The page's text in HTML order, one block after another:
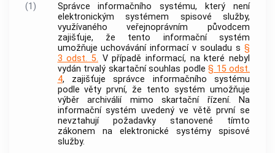
(1)
Správce informačního systému, který není
elektronickým systémem spisové služby,
využívaného veřejnoprávním původcem
zajišťuje, že tento informační systém
umožňuje uchovávání informací v souladu s §
3 odst. 5. V případě informací, na které nebyl
vydán trvalý skartační souhlas podle § 15 odst.
4, zajišťuje správce informačního systému
podle věty první, že tento systém umožňuje
výběr archiváliímimo skartační řízení. Na
informační systém uvedený ve větě první se
nevztahují požadavky stanovené tímto
zákonem na elektronické systémy spisové
služby.